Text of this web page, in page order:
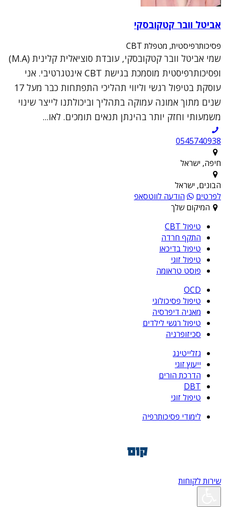
אביטל וובר קטקובסקי
פסיכותרפיסטית, מטפלת CBT
שמי אביטל וובר קטקובסקי, עובדת סוציאלית קלינית (M.A)
ופסיכותרפיסטית מוסמכת בגישת CBT אינטגרטיבי. אני
עוסקת בטיפול רגשי וליווי תהליכי התפתחות כבר מעל 17
שנים מתוך אמונה עמוקה בתהליך וביכולתנו לייצר שינוי
משמעותי וחזק יותר בהינתן תנאים תומכים. לאו...
0545740938
חיפה, ישראל
הבונים, ישראל
לפרטים
הודעה לווטסאפ
המיקום שלך
טיפול CBT
התקף חרדה
טיפול בדיכאו
טיפול זוגי
פוסט טראומה
OCD
טיפול פסיכולוגי
מאניה דיפרסיה
טיפול רגשי לילדים
סכיזופרניה
גזלייטינג
ייעוץ זוגי
הדרכת הורים
DBT
טיפול זוגי
לימודי פסיכותרפיה
שירות לקוחות